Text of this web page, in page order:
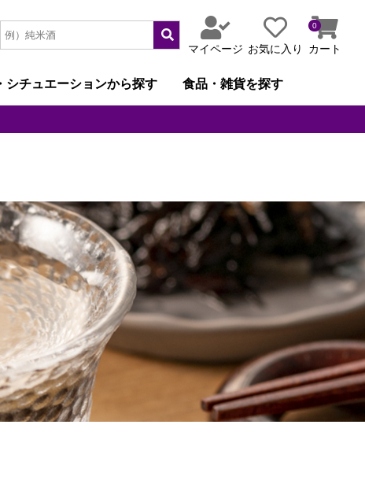
マイページ お気に入り
0
カート
シチュエーションから探す 食品・雑貨を探す